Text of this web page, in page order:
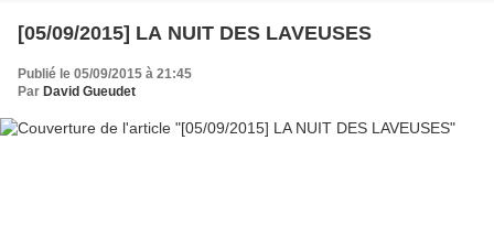
[05/09/2015] LA NUIT DES LAVEUSES
Publié le 05/09/2015 à 21:45
Par David Gueudet